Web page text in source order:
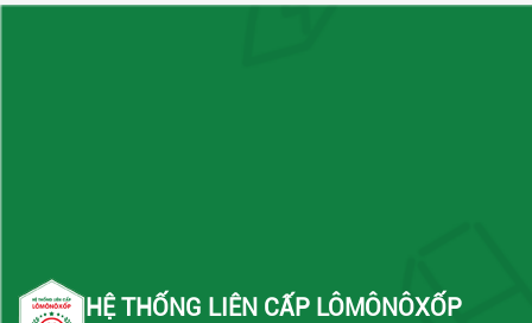
HỆ THỐNG LIÊN CẤP LÔMÔNÔXỐP